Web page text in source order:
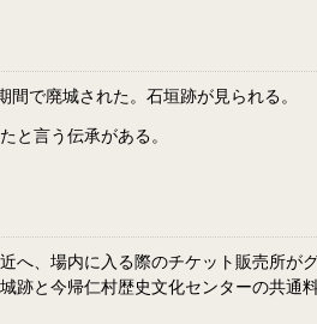
で廃城された。石垣跡が見られる。
と言う伝承がある。
、場内に入る際のチケット販売所
と今帰仁村歴史文化センターの共